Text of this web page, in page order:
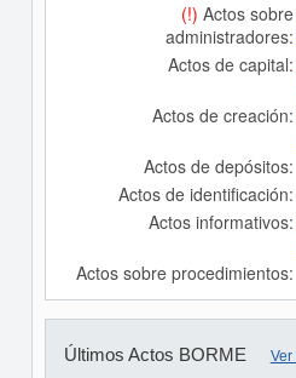
(!) Actos sobre
administradores:
Actos de capital:
Actos de creación:
Actos de depósitos:
Actos de identificación:
Actos informativos:
Actos sobre procedimientos:
Últimos Actos BORME Ver